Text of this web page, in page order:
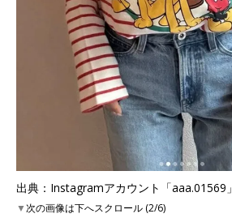
出典：Instagramアカウント「aaa.01569」
▼次の画像は下へスクロール (2/6)